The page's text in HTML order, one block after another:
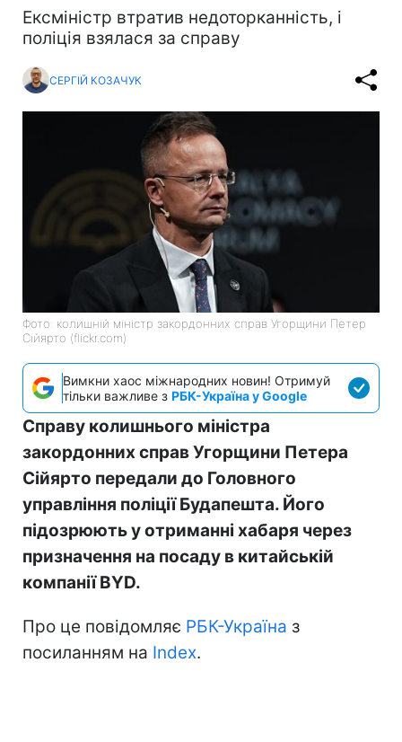
Ексміністр втратив недоторканність, і
поліція взялася за справу
СЕРГІЙ КОЗАЧУК
Фото: колишній міністр закордонних справ Угорщини Петер
Сійярто (flickr.com)
Вимкни хаос міжнародних новин! Отримуй
тільки важливе з РБК-Україна у Google
Справу колишнього міністра
закордонних справ Угорщини Петера
Сійярто передали до Головного
управління поліції Будапешта. Його
підозрюють у отриманні хабаря через
призначення на посаду в китайській
компанії BYD.
Про це повідомляє РБК-Україна з
посиланням на Index.